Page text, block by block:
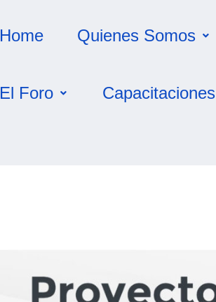
Home Quienes Somos
El Foro Capacitaciones